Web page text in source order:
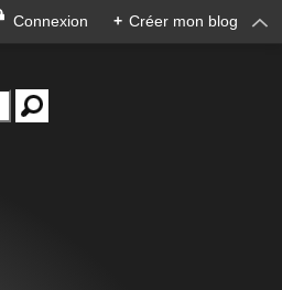
Connexion + Créer mon blog